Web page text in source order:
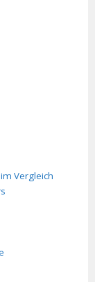
Vergleich